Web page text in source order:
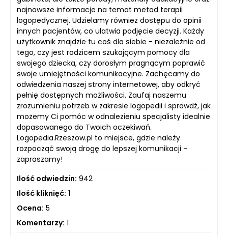
najnowsze informacje na temat metod terapii
logopedycznej. Udzielamy również dostępu do opinii
innych pacjentów, co ułatwia podjęcie decyzji. Każdy
użytkownik znajdzie tu coś dla siebie - niezależnie od
tego, czy jest rodzicem szukającym pomocy dla
swojego dziecka, czy dorosłym pragnącym poprawić
swoje umiejętności komunikacyjne. Zachęcamy do
odwiedzenia naszej strony internetowej, aby odkryć
pełnię dostępnych możliwości. Zaufaj naszemu
zrozumieniu potrzeb w zakresie logopedii i sprawdź, jak
możemy Ci pomóc w odnalezieniu specjalisty idealnie
dopasowanego do Twoich oczekiwań.
Logopedia.Rzeszow.pl to miejsce, gdzie należy
rozpocząć swoją drogę do lepszej komunikacji –
zapraszamy!
Ilość odwiedzin: 942
Ilość kliknięć: 1
Ocena: 5
Komentarzy: 1